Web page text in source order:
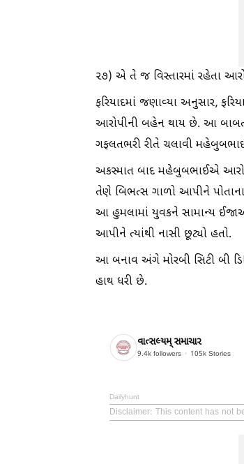
૨૭) એ તે જ વિસ્તારમાં રહેતા
ફરિયાદમાં જણાવ્યા અનુસાર,
આરોપીની બહેન થાય છે. આ
ગફલતભરી રીતે ચલાવી
અકસ્માત બાદ મહેબુબભાઈએ
તેણે બિભત્સ ગાળો આપીને પોતાના
આ હુમલામાં યુવકને સામાન્ય ઈજાઓ
આપીને ત્યાંથી નાસી છૂટ્યો હતો.
આ બનાવ અંગે મોરબી સિટી બી
હાથ ધરી છે.
વાત્સલ્યમ્ સમાચાર
9.4k followers 105k Stories
Dailyhunt
Disclaimer: This content has not